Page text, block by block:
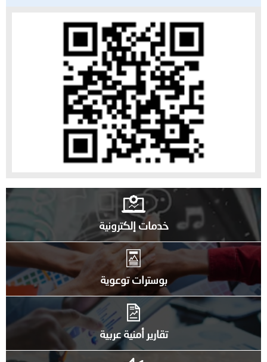
خدمات إلكترونية
بوسترات توعوية
تقارير أمنية عربية